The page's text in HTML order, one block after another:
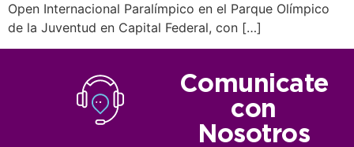
Open Internacional Paralímpico en el Parque Olímpico
de la Juventud en Capital Federal, con […]
Comunicate
con
Nosotros